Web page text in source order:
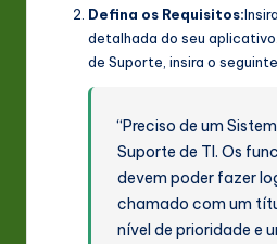
Defina os Requisitos:
detalhada do seu
de Suporte, insira o
“Preciso de um
Suporte de TI. Os
devem poder fazer
chamado com um
nível de prioridade e